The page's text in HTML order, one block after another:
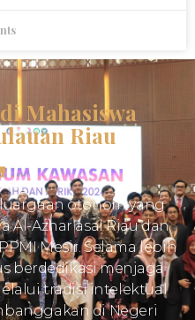
Mahasiswa
Riau
otonom yang
Azhar asal Riau dan
Mesir. Selama lebih
berdedikasi menjaga
tradisi intelektual
di Negeri